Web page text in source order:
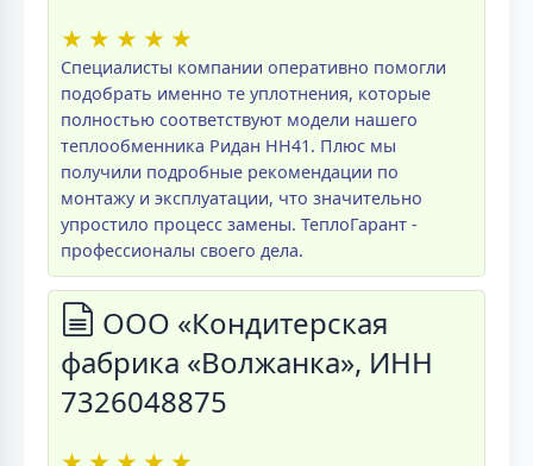
★ ★ ★ ★ ★
Специалисты компании оперативно помогли
подобрать именно те уплотнения, которые
полностью соответствуют модели нашего
теплообменника Ридан НН41. Плюс мы
получили подробные рекомендации по
монтажу и эксплуатации, что значительно
упростило процесс замены. ТеплоГарант -
профессионалы своего дела.
ООО «Кондитерская
фабрика «Волжанка», ИНН
7326048875